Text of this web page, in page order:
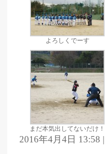
よろしくでーす
まだ本気出してないだけ！
2016年4月4日 13:58 |